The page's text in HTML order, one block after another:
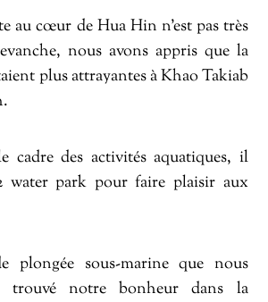
au cœur de Hua Hin n’est pas très
nous avons appris que la
plus attrayantes à Khao Takiab
cadre des activités aquatiques, il
water park pour faire plaisir aux
plongée sous-marine que nous
trouvé notre bonheur dans la